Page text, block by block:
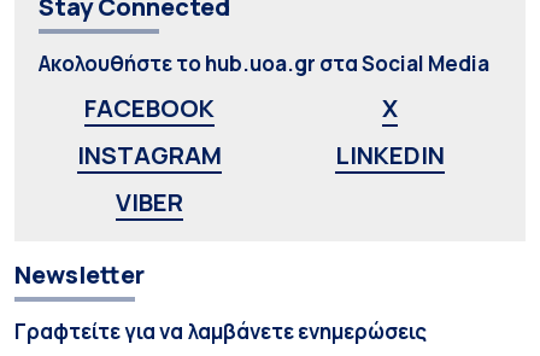
Stay Connected
Ακολουθήστε το hub.uoa.gr στα Social Media
FACEBOOK
X
INSTAGRAM
LINKEDIN
VIBER
Newsletter
Γραφτείτε για να λαμβάνετε ενημερώσεις